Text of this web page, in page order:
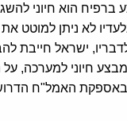
ברפיח הוא חיוני
לא ניתן למוטט
ישראל חייבת
חיוני למערכה,
האמל"ח